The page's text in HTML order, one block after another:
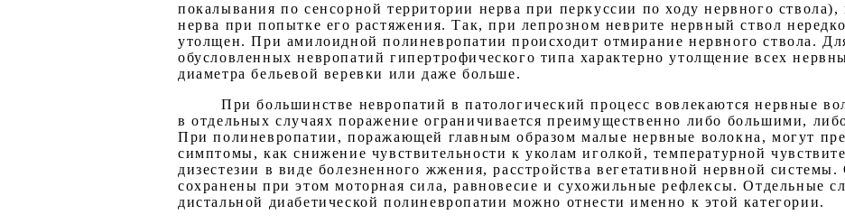
покалывания по сенсорной территории нерва при перкуссии по ходу нервного
нерва при попытке его растяжения. Так, при лепрозном неврите нервный ствол нередко
утолщен. При амилоидной полиневропатии происходит отмирание нервного ствола.
обусловленных невропатий гипертрофического типа характерно утолщение всех
диаметра бельевой веревки или даже больше.
При большинстве невропатий в патологический процесс вовлекаются нервные
в отдельных случаях поражение ограничивается преимущественно либо большими,
При полиневропатии, поражающей главным образом малые нервные волокна, могут
симптомы, как снижение чувствительности к уколам иголкой, температурной
дизестезии в виде болезненного жжения, расстройства вегетативной нервной
сохранены при этом моторная сила, равновесие и сухожильные рефлексы. Отдельные
дистальной диабетической полиневропатии можно отнести именно к этой категории.